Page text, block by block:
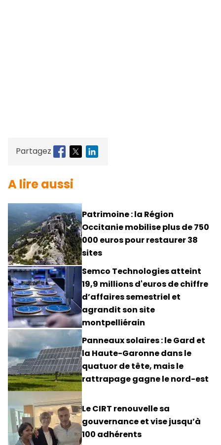
Partagez
A lire aussi
Patrimoine : la Région
Occitanie mobilise plus de 750
000 euros pour restaurer 38
sites
Semco Technologies atteint
19,9 millions d'euros de chiffre
d’affaires semestriel et
agrandit son site
montpelliérain
Panneaux solaires : le Gard et
la Haute-Garonne dans le
quatuor de tête, mais le
rattrapage gagne le nord-est
Le CIRT renouvelle sa
gouvernance et vise jusqu’à
100 adhérents